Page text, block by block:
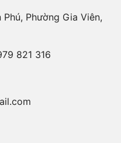
Phường Gia Viên,
821 316